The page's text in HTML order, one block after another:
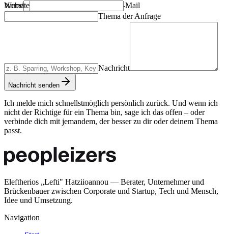
Website
Name
E-Mail
Thema der Anfrage
Nachricht
Nachricht senden
Ich melde mich schnellstmöglich persönlich zurück. Und wenn ich
nicht der Richtige für ein Thema bin, sage ich das offen – oder
verbinde dich mit jemandem, der besser zu dir oder deinem Thema
passt.
Eleftherios „Lefti" Hatziioannou — Berater, Unternehmer und
Brückenbauer zwischen Corporate und Startup, Tech und Mensch,
Idee und Umsetzung.
Navigation